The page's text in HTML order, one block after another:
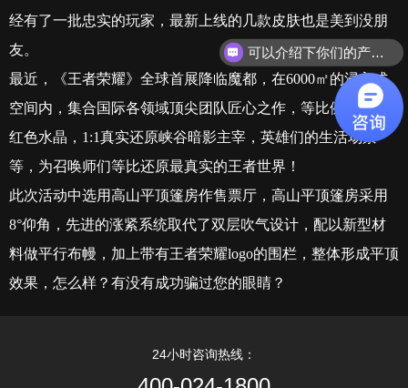
经有了一批忠实的玩家，最新上线的几款皮肤也是美到没朋
友。
最近，《王者荣耀》全球首展降临魔都，在6000㎡的浸入式
空间内，集合国际各领域顶尖团队匠心之作，等比例的超大
红色水晶， 1:1真实还原峡谷暗影主宰，英雄们的生活场景
等，为召唤师们等比还原最真实的王者世界！
此次活动中选用高山平顶篷房作售票厅， 高山平顶篷房采用
8°仰角，先进的涨紧系统取代了双层吹气设计，配以新型材
料做平行布幔，加上带有王者荣耀logo的围栏，整体形成平顶
效果，怎么样？有没有成功骗过您的眼睛？
24小时咨询热线：
可以介绍下你们的产品么？